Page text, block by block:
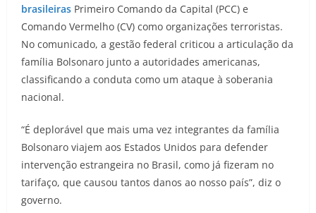
brasileiras Primeiro Comando da Capital (PCC) e
Comando Vermelho (CV) como organizações terroristas.
No comunicado, a gestão federal criticou a articulação da
família Bolsonaro junto a autoridades americanas,
classificando a conduta como um ataque à soberania
nacional.
“É deplorável que mais uma vez integrantes da família
Bolsonaro viajem aos Estados Unidos para defender
intervenção estrangeira no Brasil, como já fizeram no
tarifaço, que causou tantos danos ao nosso país”, diz o
governo.